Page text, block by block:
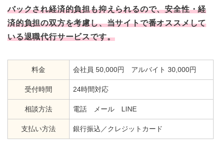
バックされ経済的負担も抑えられるので、安全性・経
済的負担の双方を考慮し、当サイトで番オススメして
いる退職代行サービスです。
料金 会社員 50,000円 アルバイト 30,000円
受付時間 24時間対応
相談方法 電話 メール LINE
支払い方法 銀行振込／クレジットカード